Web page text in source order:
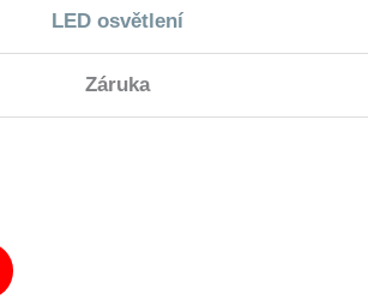
LED osvětlení
Záruka